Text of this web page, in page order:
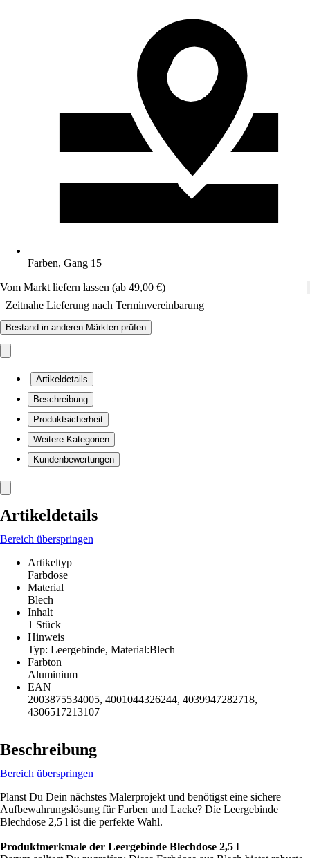
Farben, Gang 15
Vom Markt liefern lassen (ab 49,00 €)
Zeitnahe Lieferung nach Terminvereinbarung
Bestand in anderen Märkten prüfen
Artikeldetails
Beschreibung
Produktsicherheit
Weitere Kategorien
Kundenbewertungen
Artikeldetails
Bereich überspringen
Artikeltyp
Farbdose
Material
Blech
Inhalt
1 Stück
Hinweis
Typ: Leergebinde, Material:Blech
Farbton
Aluminium
EAN
2003875534005, 4001044326244, 4039947282718,
4306517213107
Beschreibung
Bereich überspringen
Planst Du Dein nächstes Malerprojekt und benötigst eine sichere
Aufbewahrungslösung für Farben und Lacke? Die Leergebinde
Blechdose 2,5 l ist die perfekte Wahl.
Produktmerkmale der Leergebinde Blechdose 2,5 l